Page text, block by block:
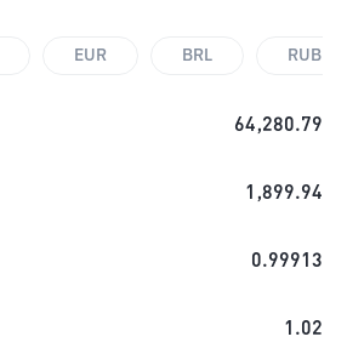
EUR BRL RUB
64,280.79
1,899.94
0.99913
1.02